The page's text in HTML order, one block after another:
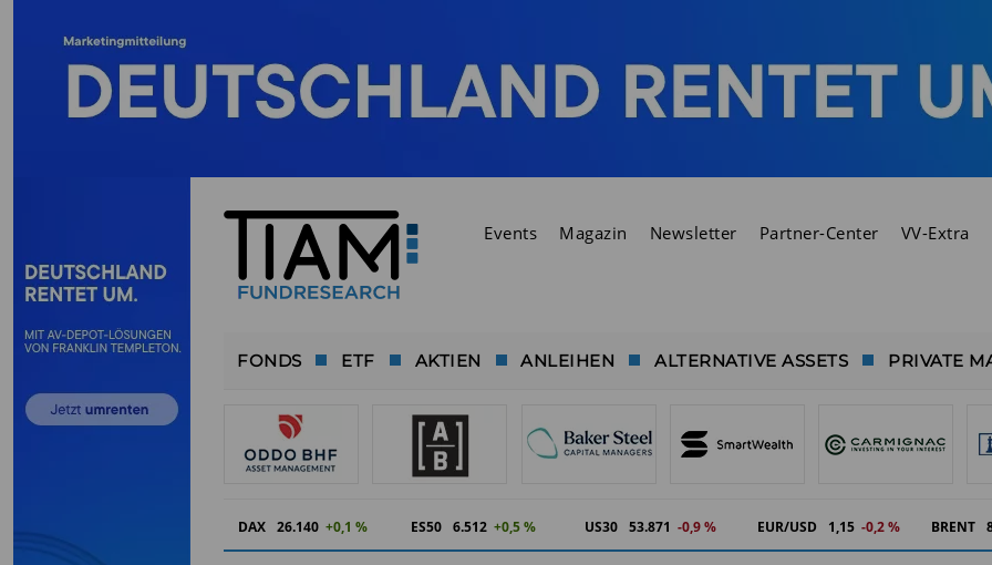
Events Magazin Newsletter Partner-Center VV-Extra
FONDS ETF AKTIEN ANLEIHEN ALTERNATIVE ASSETS PRIVATE
DAX 26.140 +0,1 % ES50 6.512 +0,5 % US30 53.871 -0,9 % EUR/USD 1,15 -0,2 % BRENT